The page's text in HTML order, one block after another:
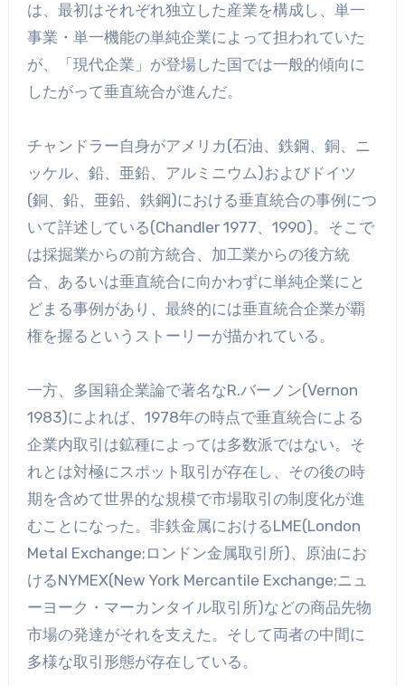
は、最初はそれぞれ独立した産業を構成し、単一
事業・単一機能の単純企業によって担われていた
が、「現代企業」が登場した国では一般的傾向に
したがって垂直統合が進んだ。
チャンドラー自身がアメリカ(石油、鉄鋼、銅、ニ
ッケル、鉛、亜鉛、アルミニウム)およびドイツ
(銅、鉛、亜鉛、鉄鋼)における垂直統合の事例につ
いて詳述している(Chandler 1977、1990)。そこで
は採掘業からの前方統合、加工業からの後方統
合、あるいは垂直統合に向かわずに単純企業にと
どまる事例があり、最終的には垂直統合企業が覇
権を握るというストーリーが描かれている。
一方、多国籍企業論で著名なR.バーノン(Vernon
1983)によれば、1978年の時点で垂直統合による
企業内取引は鉱種によっては多数派ではない。そ
れとは対極にスポット取引が存在し、その後の時
期を含めて世界的な規模で市場取引の制度化が進
むことになった。非鉄金属におけるLME(London
Metal Exchange;ロンドン金属取引所)、原油にお
けるNYMEX(New York Mercantile Exchange;ニュ
ーヨーク・マーカンタイル取引所)などの商品先物
市場の発達がそれを支えた。そして両者の中間に
多様な取引形態が存在している。